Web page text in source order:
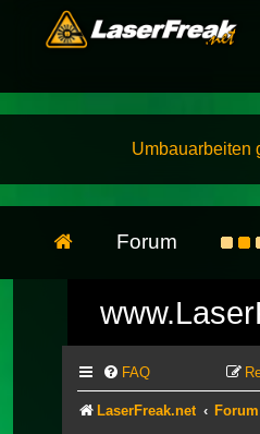
Umbauarbeiten
Forum
FAQ
LaserFreak.net Forum